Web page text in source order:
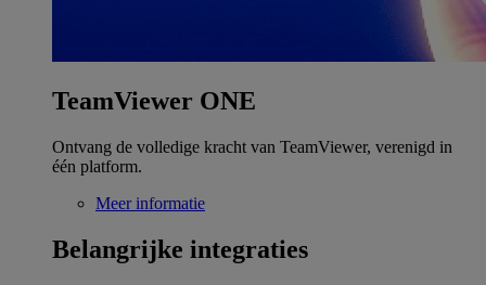
TeamViewer ONE
Ontvang de volledige kracht van TeamViewer, verenigd in
één platform.
Meer informatie
Belangrijke integraties